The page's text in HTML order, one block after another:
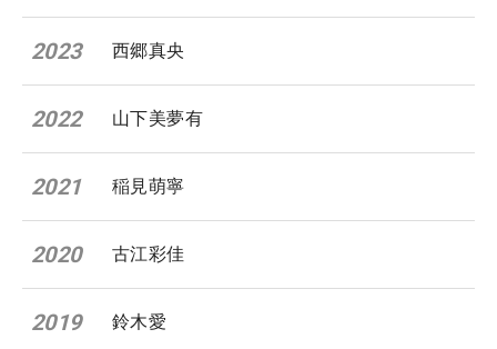
2023 西郷真央
2022 山下美夢有
2021 稲見萌寧
2020 古江彩佳
2019 鈴木愛